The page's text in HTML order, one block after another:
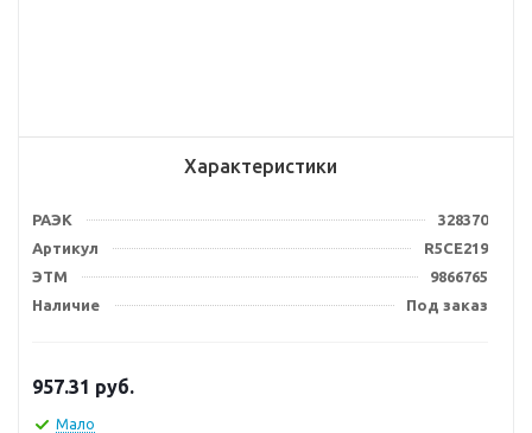
Характеристики
РАЭК
328370
Артикул
R5CE219
ЭТМ
9866765
Наличие
Под заказ
957.31 руб.
Мало